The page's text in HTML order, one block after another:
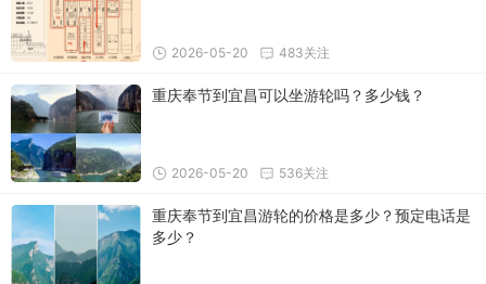
483关注
2026-05-20
重庆奉节到宜昌可以坐游轮吗？多少钱？
536关注
2026-05-20
重庆奉节到宜昌游轮的价格是多少？预定电话是
多少？